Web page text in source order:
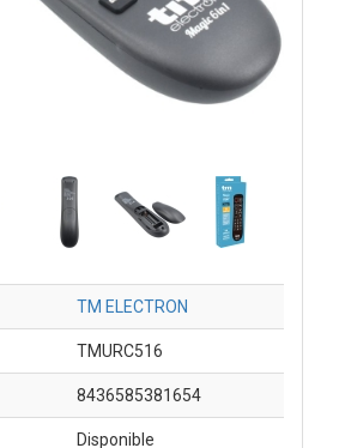
TM ELECTRON
TMURC516
8436585381654
Disponible